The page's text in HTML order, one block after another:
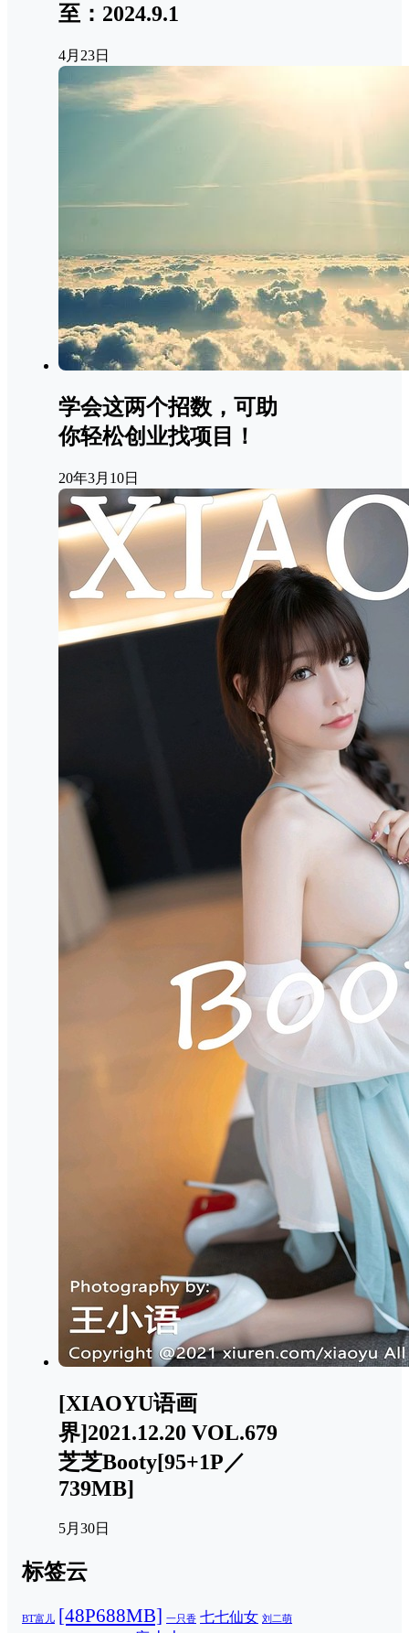
至：2024.9.1
4月23日
学会这两个招数，可助
你轻松创业找项目！
20年3月10日
[XIAOYU语画
界]2021.12.20 VOL.679
芝芝Booty[95+1P／
739MB]
5月30日
标签云
BT富儿 [48P688MB] 一只香 七七仙女 刘二萌